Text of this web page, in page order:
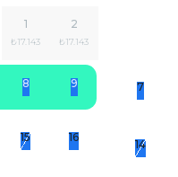
1
₺17.143
2
₺17.143
8 9
15 16
7
14